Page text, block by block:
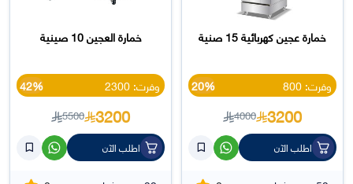
خمارة عجين كهربائية 15 صنية
وفرت: 800 20%
3200
4000
اطلب الآن
خمارة العجين 10 صينية
وفرت: 2300 42%
3200
5500
اطلب الآن